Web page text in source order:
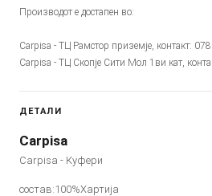
Производот е достапен во:
Carpisa - ТЦ Рамстор приземје, контакт:
Carpisa - ТЦ Скопје Сити Мол 1ви кат,
ДЕТАЛИ
Carpisa
Carpisa - Куфери
состав:100%Хартија